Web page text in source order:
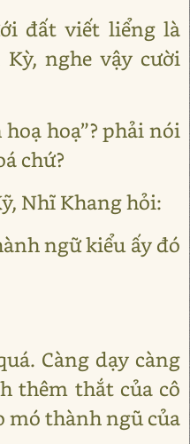
đất viết liểng là
nghe vậy cười
hoạ”? phải nói
chứ?
Nhĩ Khang hỏi:
ngữ kiểu ấy đó
Càng dạy càng
thêm thắt của cô
mó thành ngũ của